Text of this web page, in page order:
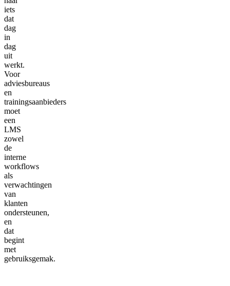
iets
dat
dag
in
dag
uit
werkt.
Voor
adviesbureaus
en
trainingsaanbieders
moet
een
LMS
zowel
de
interne
workflows
als
verwachtingen
van
klanten
ondersteunen,
en
dat
begint
met
gebruiksgemak.